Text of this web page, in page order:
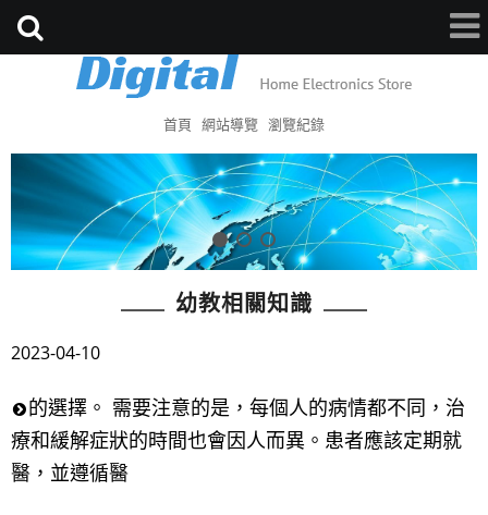
首頁 網站導覽 瀏覽紀錄
幼教相關知識
2023-04-10
的選擇。 需要注意的是，每個人的病情都不同，治
療和緩解症狀的時間也會因人而異。患者應該定期就
醫，並遵循醫